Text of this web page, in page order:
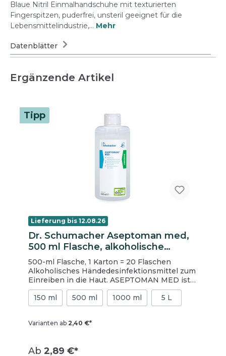
Blaue Nitril Einmalhandschuhe mit texturierten
Fingerspitzen, puderfrei, unsteril geeignet für die
Lebensmittelindustrie,… Mehr
Datenblätter
Ergänzende Artikel
Tipp
Lieferung bis 12.08.26
Dr. Schumacher Aseptoman med,
500 ml Flasche, alkoholische
Händedesinfektion
500-ml Flasche, 1 Karton = 20 Flaschen
Alkoholisches Händedesinfektionsmittel zum
Einreiben in die Haut. ASEPTOMAN MED ist
das ideale Produkt für die tägliche
Anwendung. Durch seinen niedrigen
Alkoholanteil ist es besonders hautfreundlich
Wirkspektrum. ASEPTOMAN MED ist
Rota- und Adenoviren und erfüllt die
150 ml 500 ml 1000 ml 5 L
Varianten ab 2,40 €*
Ab 2,89 €*